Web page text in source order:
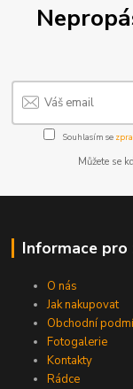
Souhlasím se
Můžete se
Informace pro
O nás
Jak nakupovat
Obchodní
Fotogalerie
Kontakty
Rádce